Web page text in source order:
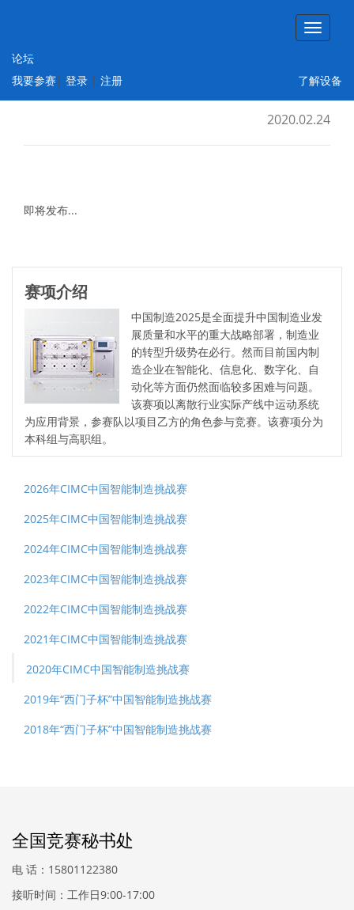
论坛
我要参赛| 登录 | 注册 了解设备
智能制造工程设计与应用类赛项：离散行业
2020.02.24
即将发布...
赛项介绍
中国制造2025是全面提升中国制造业发
展质量和水平的重大战略部署，制造业
的转型升级势在必行。然而目前国内制
造企业在智能化、信息化、数字化、自
动化等方面仍然面临较多困难与问题。
该赛项以离散行业实际产线中运动系统
为应用背景，参赛队以项目乙方的角色参与竞赛。该赛项分为
本科组与高职组。
2026年CIMC中国智能制造挑战赛
2025年CIMC中国智能制造挑战赛
2024年CIMC中国智能制造挑战赛
2023年CIMC中国智能制造挑战赛
2022年CIMC中国智能制造挑战赛
2021年CIMC中国智能制造挑战赛
2020年CIMC中国智能制造挑战赛
2019年“西门子杯”中国智能制造挑战赛
2018年“西门子杯”中国智能制造挑战赛
全国竞赛秘书处
电 话：15801122380
接听时间：工作日9:00-17:00